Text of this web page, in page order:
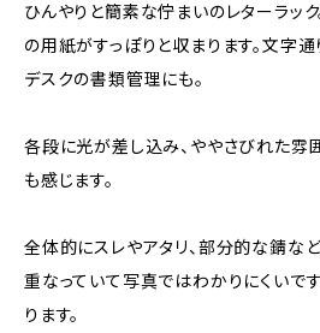
ひんやりと簡素な佇まいのレターラッ
の用紙がすっぽりと収まります。文字
デスクの書類管理にも。
各段に光が差し込み、ややさびれた
も感じます。
全体的にスレやアタリ、部分的な錆な
重なっていて写真ではわかりにくいで
ります。